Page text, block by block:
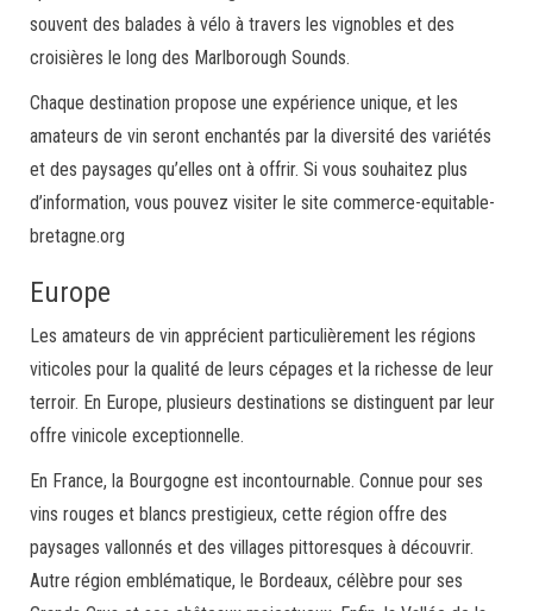
souvent des balades à vélo à travers les vignobles et des
croisières le long des Marlborough Sounds.
Chaque destination propose une expérience unique, et les
amateurs de vin seront enchantés par la diversité des variétés
et des paysages qu’elles ont à offrir. Si vous souhaitez plus
d’information, vous pouvez visiter le site commerce-equitable-
bretagne.org
Europe
Les amateurs de vin apprécient particulièrement les régions
viticoles pour la qualité de leurs cépages et la richesse de leur
terroir. En Europe, plusieurs destinations se distinguent par leur
offre vinicole exceptionnelle.
En France, la Bourgogne est incontournable. Connue pour ses
vins rouges et blancs prestigieux, cette région offre des
paysages vallonnés et des villages pittoresques à découvrir.
Autre région emblématique, le Bordeaux, célèbre pour ses